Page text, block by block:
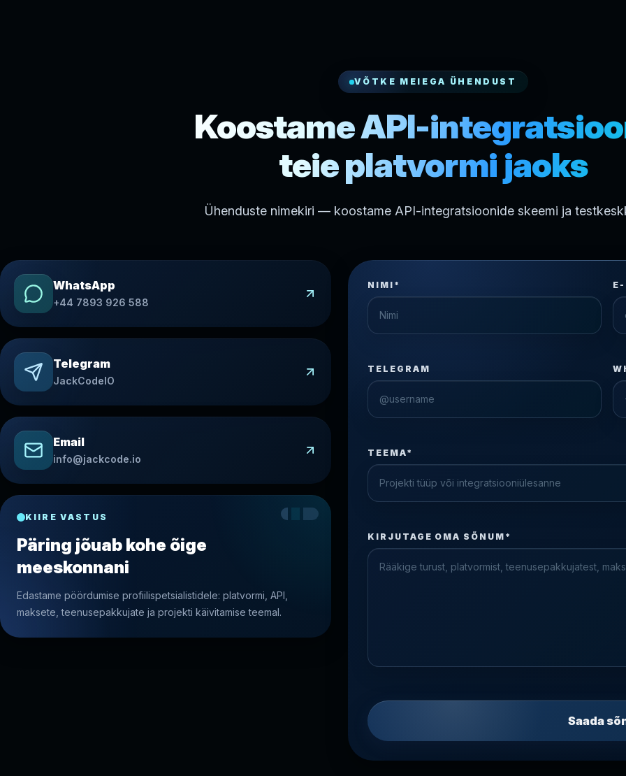
VÕTKE MEIEGA ÜHENDUST
Koostame API-
teie platvormi jaoks
Ühenduste nimekiri — koostame API-integratsioonide skeemi ja
WhatsApp
+44 7893 926 588
Telegram
JackCodeIO
Email
info@jackcode.io
KIIRE VASTUS
Päring jõuab kohe õige
meeskonnani
Edastame pöördumise profiilispetsialistidele: platvormi, API,
maksete, teenusepakkujate ja projekti käivitamise teemal.
NIMI*
TELEGRAM
TEEMA*
Please fix the highlighted fields.
KIRJUTAGE OMA SÕNUM*
Saada